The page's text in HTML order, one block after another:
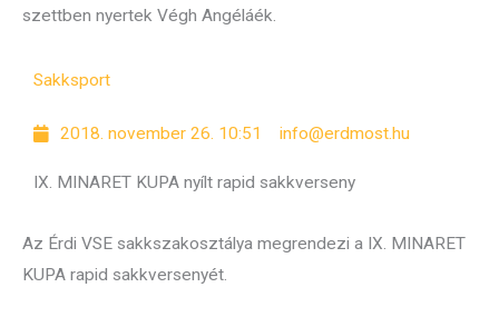
szettben nyertek Végh Angéláék.
Sakksport
2018. november 26. 10:51 info@erdmost.hu
IX. MINARET KUPA nyílt rapid sakkverseny
Az Érdi VSE sakkszakosztálya megrendezi a IX. MINARET
KUPA rapid sakkversenyét.